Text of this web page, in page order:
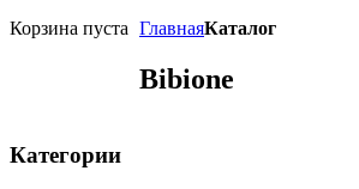
ГлавнаяКаталог
Bibione
Корзина пуста
Категории